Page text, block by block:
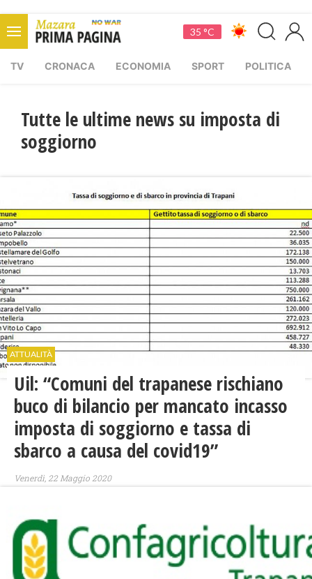
35 °C
TV CRONACA ECONOMIA SPORT POLITICA
Tutte le ultime news su imposta di
soggiorno
ATTUALITÀ
Uil: “Comuni del trapanese rischiano
buco di bilancio per mancato incasso
imposta di soggiorno e tassa di
sbarco a causa del covid19”
Venerdì, 22 Maggio 2020